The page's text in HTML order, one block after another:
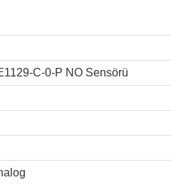
C-0-P NO Sensörü